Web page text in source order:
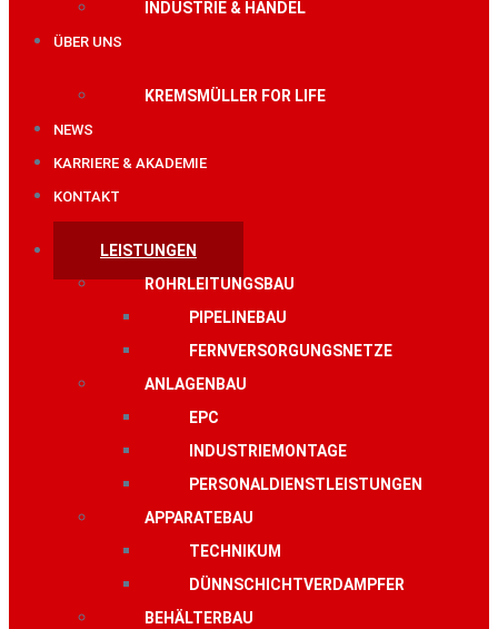
INDUSTRIE & HANDEL
ÜBER UNS
KREMSMÜLLER FOR LIFE
NEWS
KARRIERE & AKADEMIE
KONTAKT
LEISTUNGEN
ROHRLEITUNGSBAU
PIPELINEBAU
FERNVERSORGUNGSNETZE
ANLAGENBAU
EPC
INDUSTRIEMONTAGE
PERSONALDIENSTLEISTUNGEN
APPARATEBAU
TECHNIKUM
DÜNNSCHICHTVERDAMPFER
BEHÄLTERBAU